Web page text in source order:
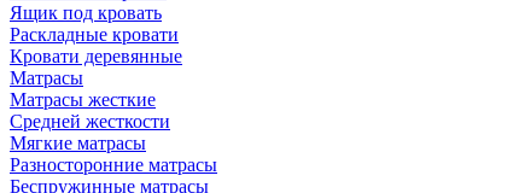
Ящик под кровать
Раскладные кровати
Кровати деревянные
Матрасы
Матрасы жесткие
Средней жесткости
Мягкие матрасы
Разносторонние матрасы
Беспружинные матрасы